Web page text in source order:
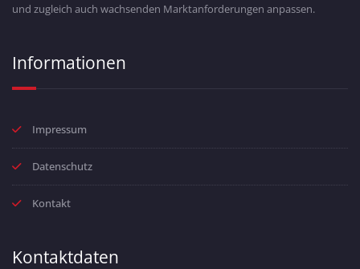
und zugleich auch wachsenden Marktanforderungen anpassen.
Informationen
Impressum
Datenschutz
Kontakt
Kontaktdaten